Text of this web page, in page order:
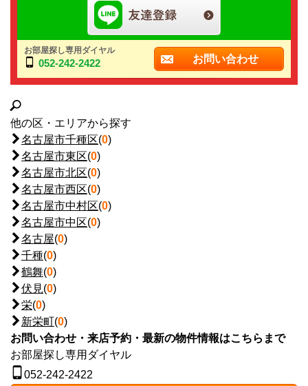
お部屋探し専用ダイヤル
052-242-2422 お問い合わせ
他の区・エリアから探す
名古屋市千種区(0)
名古屋市東区(0)
名古屋市北区(0)
名古屋市西区(0)
名古屋市中村区(0)
名古屋市中区(0)
名古屋(0)
千種(0)
鶴舞(0)
伏見(0)
栄(0)
新栄町(0)
お問い合わせ・来店予約・最新の物件情報はこちらまで
お部屋探し専用ダイヤル
052-242-2422